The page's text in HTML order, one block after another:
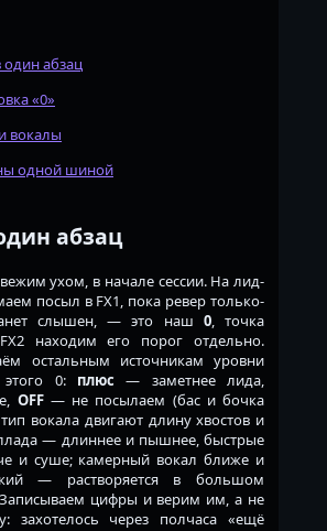
абзац
«0»
вокалы
одной шиной
абзац
ухом, в начале сессии. На лид-
посыл в FX1, пока ревер только-
слышен, — это наш 0, точка
находим его порог отдельно.
остальным источникам уровни
этого 0: плюс — заметнее лида,
OFF— не посылаем (бас и бочка
вокала двигают длину хвостов и
— длиннее и пышнее, быстрые
и суше; камерный вокал ближе и
— растворяется в большом
Записываем цифры и верим им, а не
захотелось через полчаса «ещё